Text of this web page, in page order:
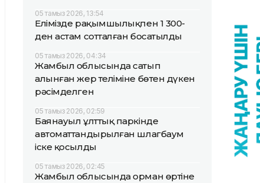
05 тамыз 2026, 13:54
Елімізде рақымшылықпен 1 300-
ден астам сотталған босатылды
05 тамыз 2026, 04:34
Жамбыл облысында сатып
алынған жер теліміне бөтен дүкен
рәсімделген
05 тамыз 2026, 02:59
Баянауыл ұлттық паркінде
автоматтандырылған шлагбаум
іске қосылды
05 тамыз 2026, 02:45
Жамбыл облысында орман өртіне